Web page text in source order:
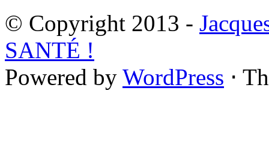
© Copyright 2013 -
SANTÉ !
Powered by WordPress ⋅